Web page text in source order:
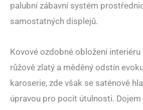
palubní zábavní systém
samostatných displejů.
Kovové ozdobné obložení
růžově zlatý a měděný odstín
karoserie, zde však se saténově
úpravou pro pocit útulnosti.